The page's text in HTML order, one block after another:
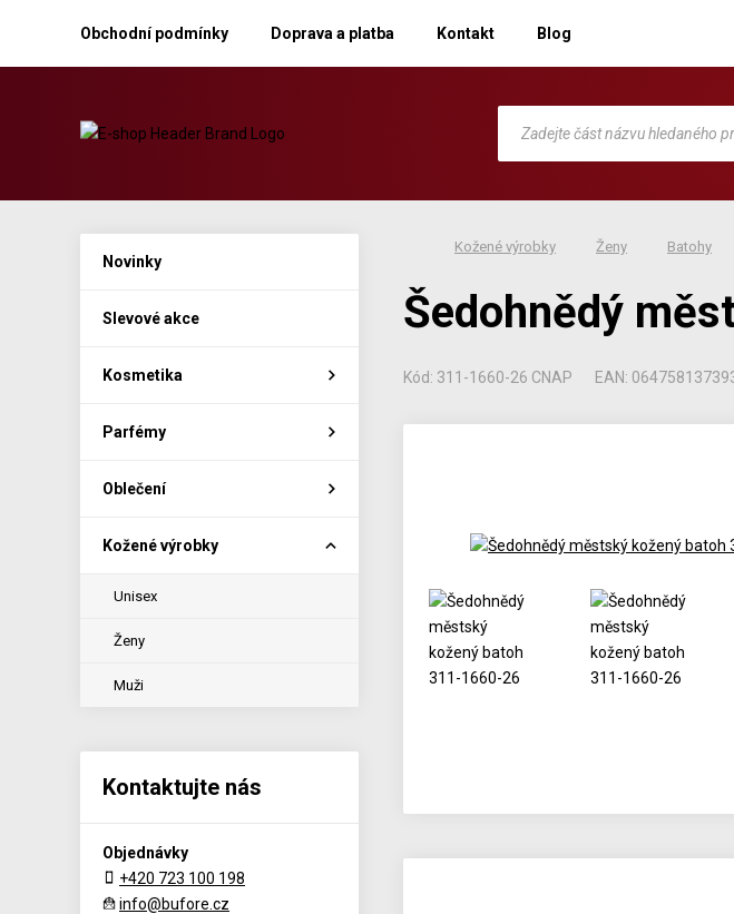
Obchodní podmínky Doprava a platba Kontakt Blog
Kožené výrobky Ženy Batohy
Šedohnědý
Kód: 311-1660-26 CNAP EAN:
Novinky
Slevové akce
Kosmetika
Parfémy
Oblečení
Kožené výrobky
Unisex
Ženy
Muži
Kontaktujte nás
Objednávky
+420 723 100 198
info@bufore.cz